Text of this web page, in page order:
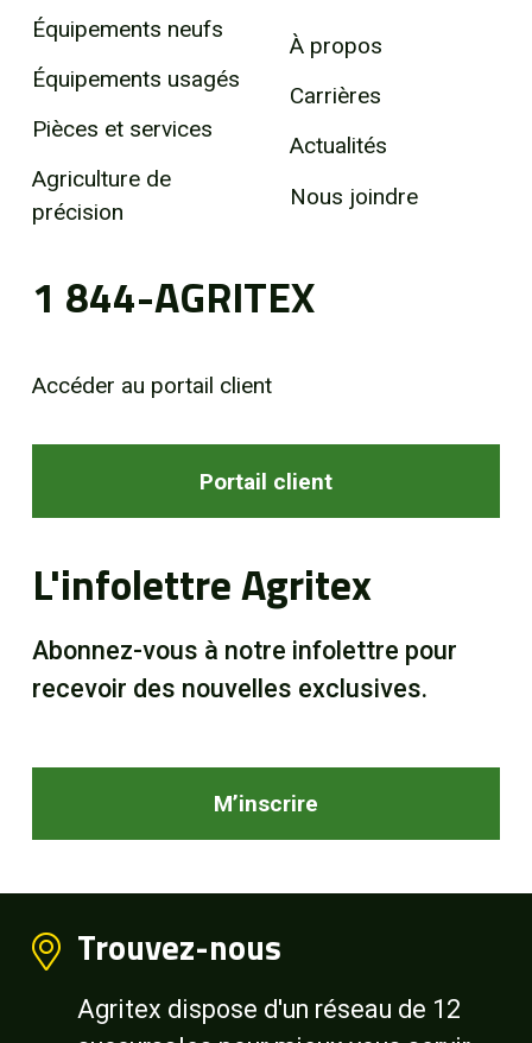
Équipements neufs
Équipements usagés
Pièces et services
Agriculture de
précision
À propos
Carrières
Actualités
Nous joindre
1 844-AGRITEX
Accéder au portail client
Portail client
L'infolettre Agritex
Abonnez-vous à notre infolettre pour
recevoir des nouvelles exclusives.
M’inscrire
Trouvez-nous
Agritex dispose d'un réseau de 12